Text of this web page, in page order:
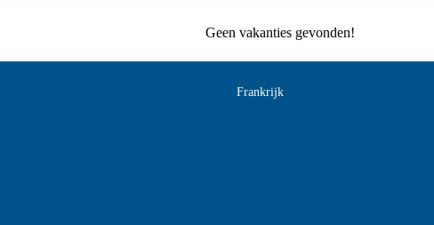
Geen vakanties gevonden!
Frankrijk